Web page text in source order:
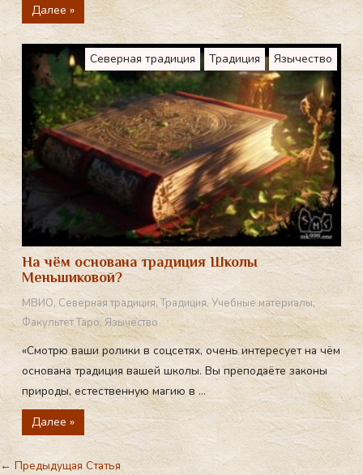
Далее »
Северная традиция Традиция Язычество
На чём основана традиция Школы
Меньшиковой?
МВИО, Северная традиция,Традиция,Учебные материалы,
Факультет Таро,Язычество
«Смотрю ваши ролики в соцсетях, очень интересует на чём
основана традиция вашей школы. Вы преподаёте законы
природы, естественную магию в ...
Далее »
← Предыдущая Статья